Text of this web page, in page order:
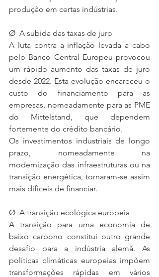
produção em certas indústrias.
Ø  A subida das taxas de juro
A luta contra a inflação levada a cabo
pelo Banco Central Europeu provocou
um rápido aumento das taxas de juro
desde 2022. Esta evolução encareceu o
custo do financiamento para as
empresas, nomeadamente para as PME
do Mittelstand, que dependem
fortemente do crédito bancário.
Os investimentos industriais de longo
prazo, nomeadamente na
modernização das infraestruturas ou na
transição energética, tornaram-se assim
mais difíceis de financiar.
Ø  A transição ecológica europeia
A transição para uma economia de
baixo carbono constitui outro grande
desafio para a indústria alemã. As
políticas climáticas europeias impõem
transformações rápidas em vários